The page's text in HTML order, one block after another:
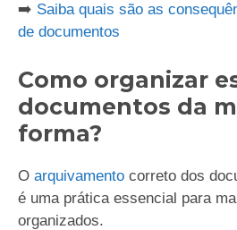
➡️ Saiba quais são as
de documentos
Como organizar
documentos da
forma?
O arquivamento correto dos
é uma prática essencial para
organizados.